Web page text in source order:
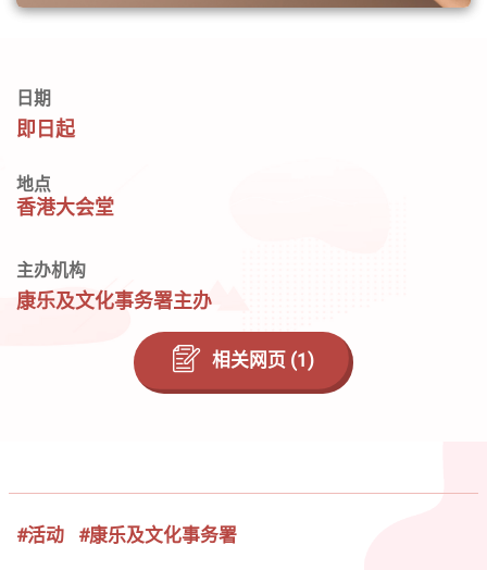
日期
即日起
地点
香港大会堂
主办机构
康乐及文化事务署主办
相关网页 (1)
#活动 #康乐及文化事务署